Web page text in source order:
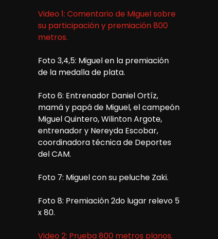
Video 1: Comentario de Miguel sobre
su participación y premiación 800
metros.
Foto 3,4,5: Miguel en la premiación
de la medalla de plata.
Foto 6: Entrenador Daniel Ortíz,
mamá y papá de Miguel, el campeón
Miguel Quintero, Wilinton Argote,
entrenador y Nereyda Escobar,
coordinadora técnica de Deportes
del CAM.
Foto 7: Miguel con su peluche Zaki.
Foto 8: Premiación 2do lugar relevo 5
x 80.
Video 2: Prueba 800 metros planos.